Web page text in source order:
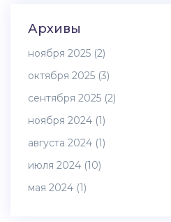
Архивы
ноября 2025 (2)
октября 2025 (3)
сентября 2025 (2)
ноября 2024 (1)
августа 2024 (1)
июля 2024 (10)
мая 2024 (1)